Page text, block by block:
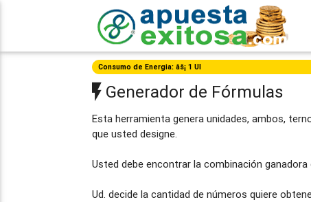
Consumo de Energia: âš¡ 1 UI
Generador de Fórmulas
Esta herramienta genera unidades, ambos,
que usted designe.
Usted debe encontrar la combinación
Ud. decide la cantidad de números quiere